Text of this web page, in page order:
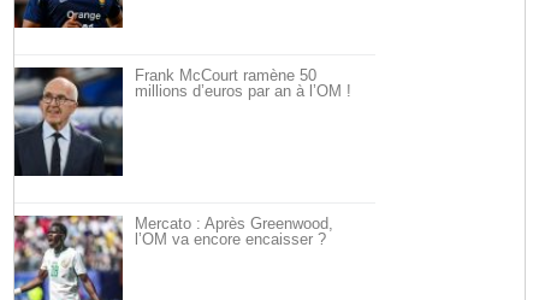
Frank McCourt ramène 50
millions d’euros par an à l’OM !
Mercato : Après Greenwood,
l’OM va encore encaisser ?